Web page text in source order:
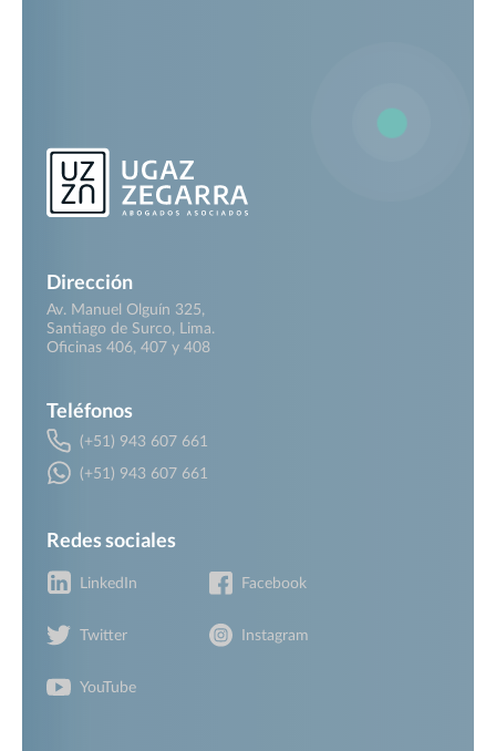
Dirección
Av. Manuel Olguín 325,
Santiago de Surco, Lima.
Oficinas 406, 407 y 408
Teléfonos
(+51) 943 607 661
(+51) 943 607 661
Redes sociales
LinkedIn
Twitter
YouTube
Facebook
Instagram